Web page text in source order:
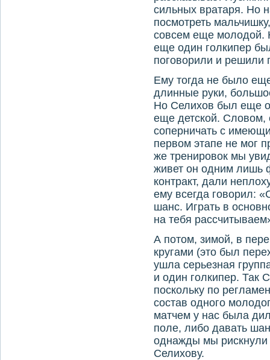
сильных вратаря. Но
посмотреть
совсем еще молодой.
еще один голкипер
поговорили и решили
Ему тогда не было
длинные руки,
Но Селихов был еще
еще детской.
соперничать с
первом этапе не мог
же тренировок мы
живет он одним лишь
контракт, дали
ему всегда говорил:
шанс. Играть в
на тебя
А потом, зимой, в
кругами (это был
ушла серьезная
и один голкипер. Так
поскольку по
состав одного
матчем у нас была
поле, либо давать
однажды мы рискнули
Селихову.